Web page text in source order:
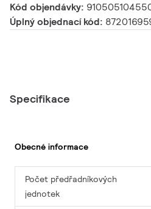
Kód objendávky:
Úplný objednací kód:
Specifikace
Obecné informace
Počet předřadníkových
jednotek